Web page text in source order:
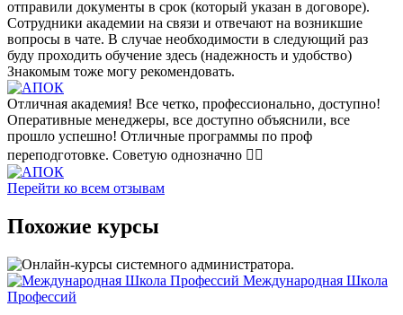
отправили документы в срок (который указан в договоре).
Сотрудники академии на связи и отвечают на возникшие
вопросы в чате. В случае необходимости в следующий раз
буду проходить обучение здесь (надежность и удобство)
Знакомым тоже могу рекомендовать.
Отличная академия! Все четко, профессионально, доступно!
Оперативные менеджеры, все доступно объяснили, все
прошло успешно! Отличные программы по проф
переподготовке. Советую однозначно 👍🏼
Перейти ко всем отзывам
Похожие курсы
Международная Школа
Профессий